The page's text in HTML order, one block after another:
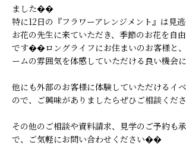
ました��
特に12日の『フラワーアレンジメント』は
お花の先生に来ていただき、季節のお花を自
です��ロングライフにお住まいのお客様と
ームの雰囲気を体感していただける良い機会
他にも外部のお客様に体験していただけるイ
ので、ご興味がありましたらぜひご相談くだ
その他のご相談や資料請求、見学のご予約も
で、ご気軽にお問い合わせください��